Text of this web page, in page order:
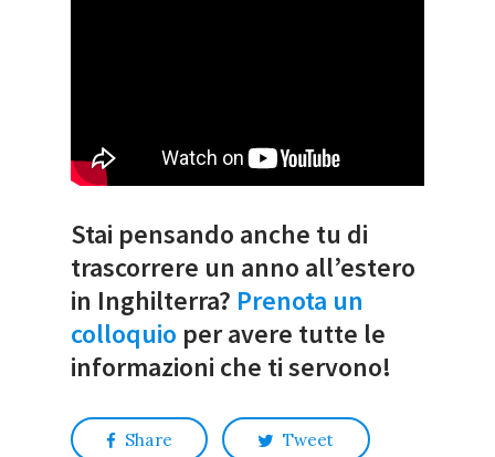
Stai pensando anche tu di
trascorrere un anno all’estero
in Inghilterra? Prenota un
colloquio per avere tutte le
informazioni che ti servono!
Share Tweet